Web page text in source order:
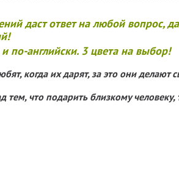
даст ответ на любой вопрос,
по-английски. 3 цвета на выбор!
когда их дарят, за это они делают
тем, что подарить близкому